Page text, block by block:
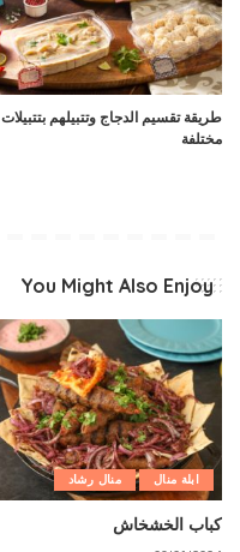
طريقة تقسيم الدجاج وتتبيلهم بتتبيلات
مختلفة
You Might Also Enjoy
ابلة منال منال رشاد
كباب الخشخاش